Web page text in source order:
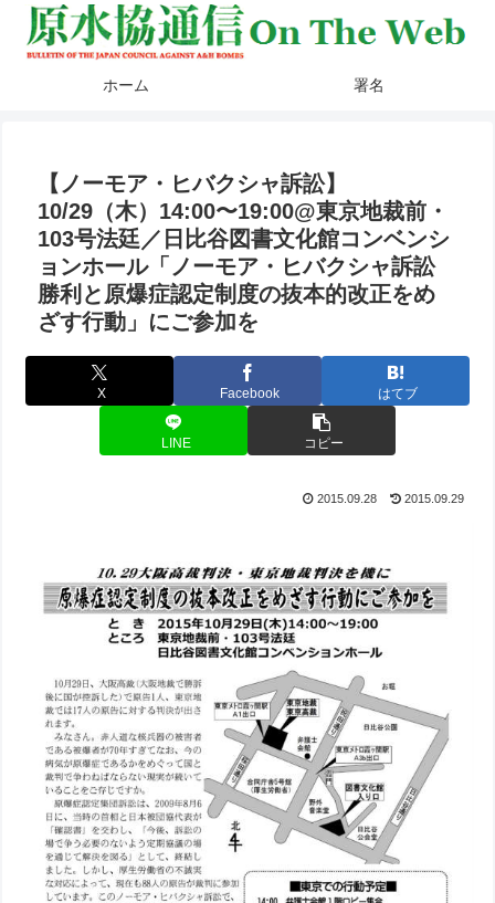
ホーム 署名
【ノーモア・ヒバクシャ訴訟】
10/29（木）14:00〜19:00@東京地裁前・
103号法廷／日比谷図書文化館コンベンシ
ョンホール「ノーモア・ヒバクシャ訴訟
勝利と原爆症認定制度の抜本的改正をめ
ざす行動」にご参加を
X Facebook はてブ
LINE コピー
2015.09.28 2015.09.29